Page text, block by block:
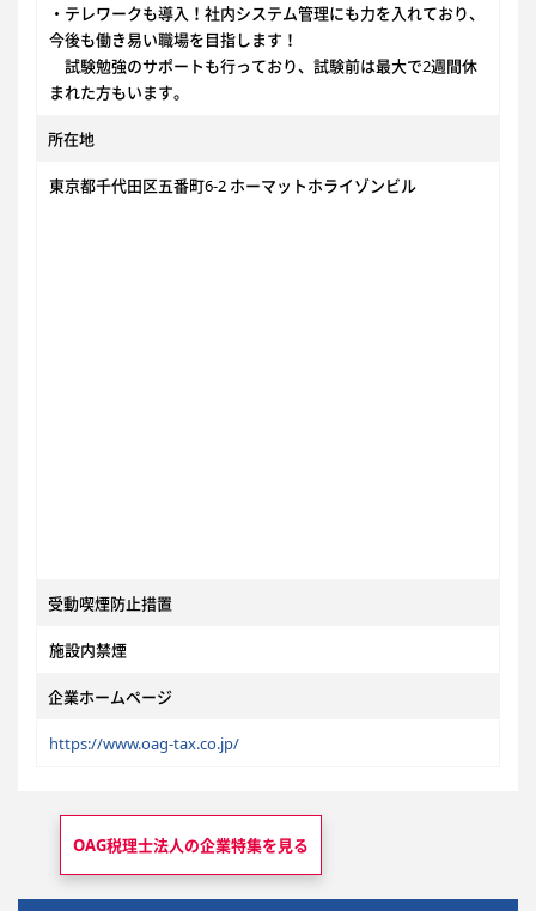
・テレワークも導入！社内システム管理にも力を入れており、
今後も働き易い職場を目指します！
試験勉強のサポートも行っており、試験前は最大で2週間休
まれた方もいます。
所在地
東京都千代田区五番町6-2 ホーマットホライゾンビル
受動喫煙防止措置
施設内禁煙
企業ホームページ
https://www.oag-tax.co.jp/
OAG税理士法人の企業特集を見る